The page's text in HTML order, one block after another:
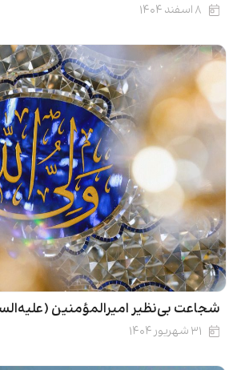
۸ اسفند ۱۴۰۴
شجاعت بی‌نظیر امیرالمؤمنین
۳۱ شهریور ۱۴۰۴